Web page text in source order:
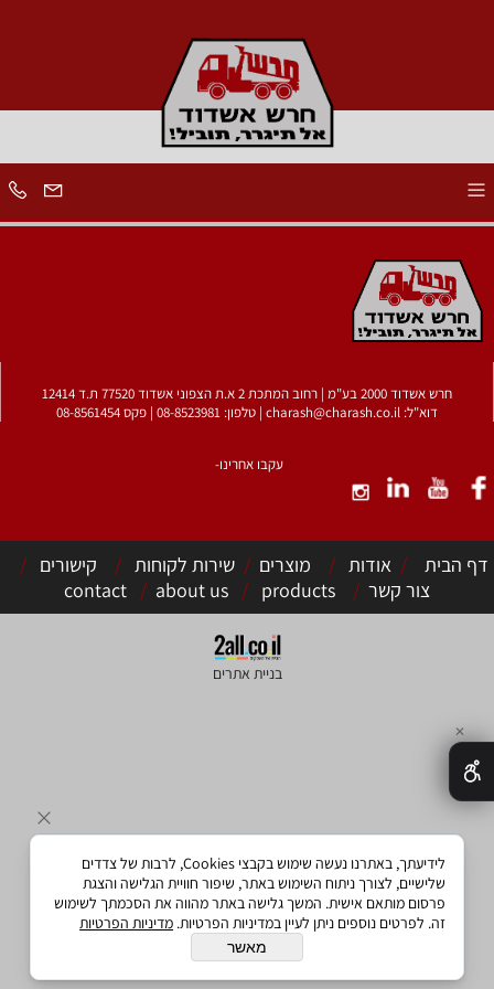
חרש אשדוד 2000 בע"מ | רחוב המתכת 2 א.ת הצפוני אשדוד 77520 ת.ד 12414
דוא"ל: charash@charash.co.il | טלפון: 08-8523981 | פקס 08-8561454
עקבו אחרינו-
דף הבית /אודות / מוצרים/שירות לקוחות / קישורים /
צור קשר /
contact / about us / products
בניית אתרים
✕
לידיעתך, באתרנו נעשה שימוש בקבצי Cookies, לרבות של צדדים
שלישיים, לצורך ניתוח השימוש באתר, שיפור חוויית הגלישה והצגת
פרסום מותאם אישית. המשך גלישה באתר מהווה את הסכמתך לשימוש
זה. לפרטים נוספים ניתן לעיין במדיניות הפרטיות. מדיניות הפרטיות
מאשר